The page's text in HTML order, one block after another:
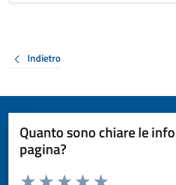
Indietro
Quanto sono chiare le
pagina?
Valuta da 1 a 5 stelle la pagina